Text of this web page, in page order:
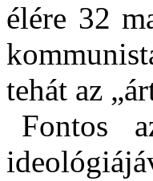
élére 32
tehát az
Fontos